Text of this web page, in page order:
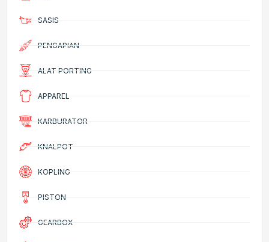
SASIS
PENGAPIAN
ALAT PORTING
APPAREL
KARBURATOR
KNALPOT
KOPLING
PISTON
GEARBOX